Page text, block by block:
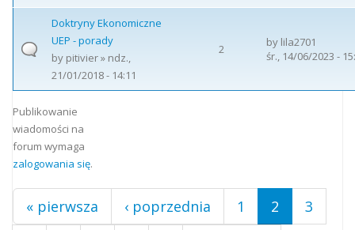
Doktryny Ekonomiczne
UEP - porady
by pitivier» ndz.,
21/01/2018 - 14:11
2 by lila2701
śr., 14/06/2023 -
Publikowanie
wiadomości na
forum wymaga
zalogowania się.
Strony
« pierwsza ‹ poprzednia 1 2
3